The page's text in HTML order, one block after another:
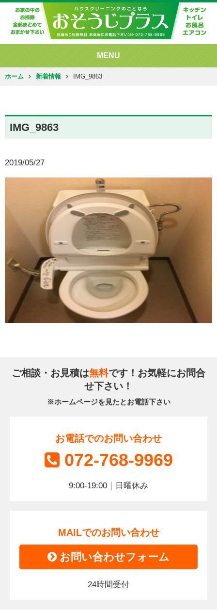
MENU
ホーム 新着情報 IMG_9863
IMG_9863
2019/05/27
ご相談・お見積は無料です！お気軽にお問合
せ下さい！
※ホームページを見たとお電話下さい
お電話でのお問い合わせ
072-768-9969
9:00-19:00｜日曜休み
MAILでのお問い合わせ
お問い合わせフォーム
24時間受付